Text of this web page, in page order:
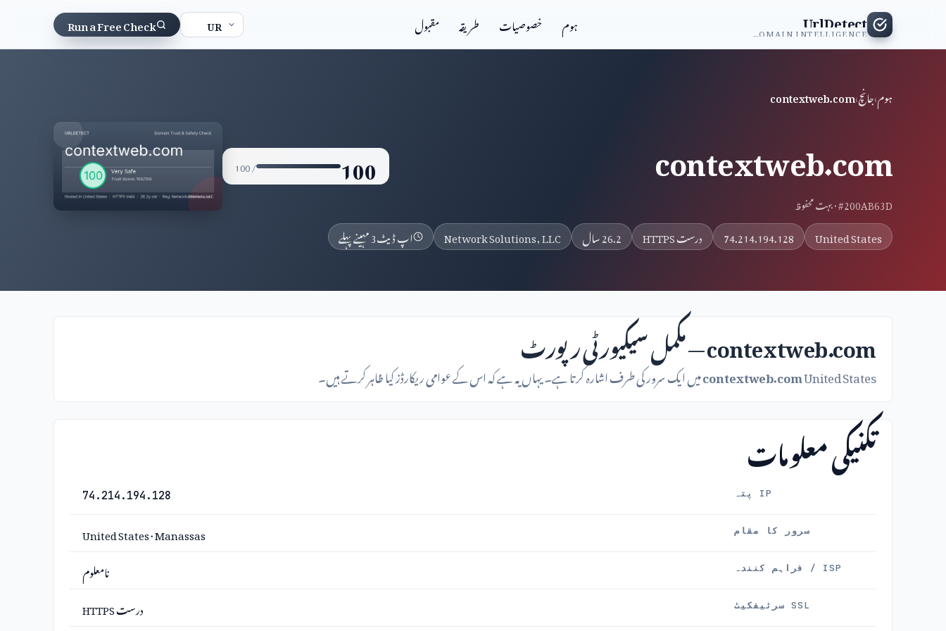
UrlDetect
INDEPENDENT DOMAIN INTELLIGENCE ہوم خصوصیات طریقہ مقبول Run a Free Check
ہوم›جانچ›
contextweb.com
contextweb.com
#200AB63D · بہت محفوظ
100
/ 100
United States
74.214.194.128 درست HTTPS 26.2 سال Network Solutions, LLC اپ ڈیٹ3 مہینے پہلے
contextweb.com — مکمل سیکیورٹی رپورٹ
contextweb.comUnited States میں ایک سرور کی طرف اشارہ کرتا ہے۔ یہاں یہ ہے کہ اس کے عوامی ریکارڈز کیا ظاہر کرتے ہیں۔
تکنیکی معلومات
IP پتہ 74.214.194.128
سرور کا مقام United States · Manassas
ISP / فراہم کنندہ نامعلوم
SSL سرٹیفکیٹ درست HTTPS